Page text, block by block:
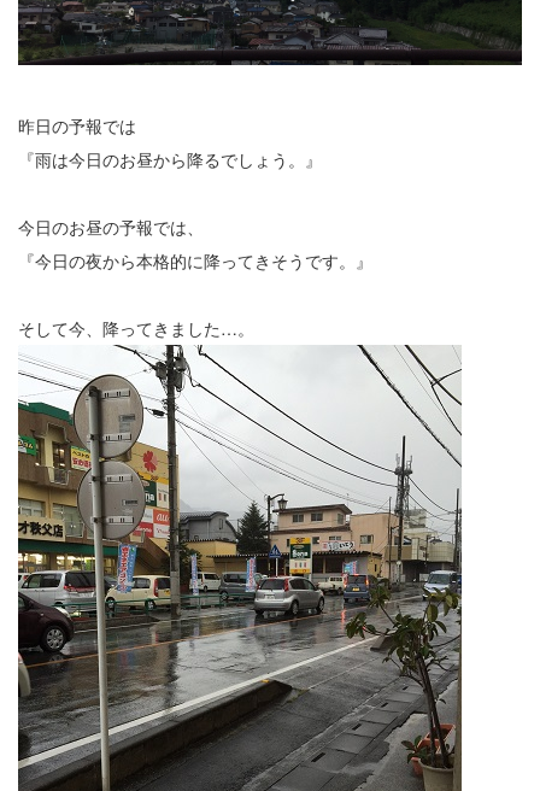
昨日の予報では
『雨は今日のお昼から降るでしょう。』
今日のお昼の予報では、
『今日の夜から本格的に降ってきそうです。』
そして今、降ってきました…。